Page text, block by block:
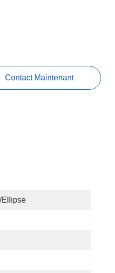
Contact Maintenant
ellipse